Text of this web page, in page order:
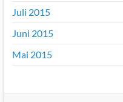
Juli 2015
Juni 2015
Mai 2015